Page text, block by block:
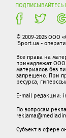
ПОДПИСЫВАЙТЕСЬ
© 2009-2025 ООО
iSport.ua -
Все права на
принадлежат ООО
материалов без
запрещено. При
ресурса,
E-mail редакции:
По вопросам
Субъект в сфере